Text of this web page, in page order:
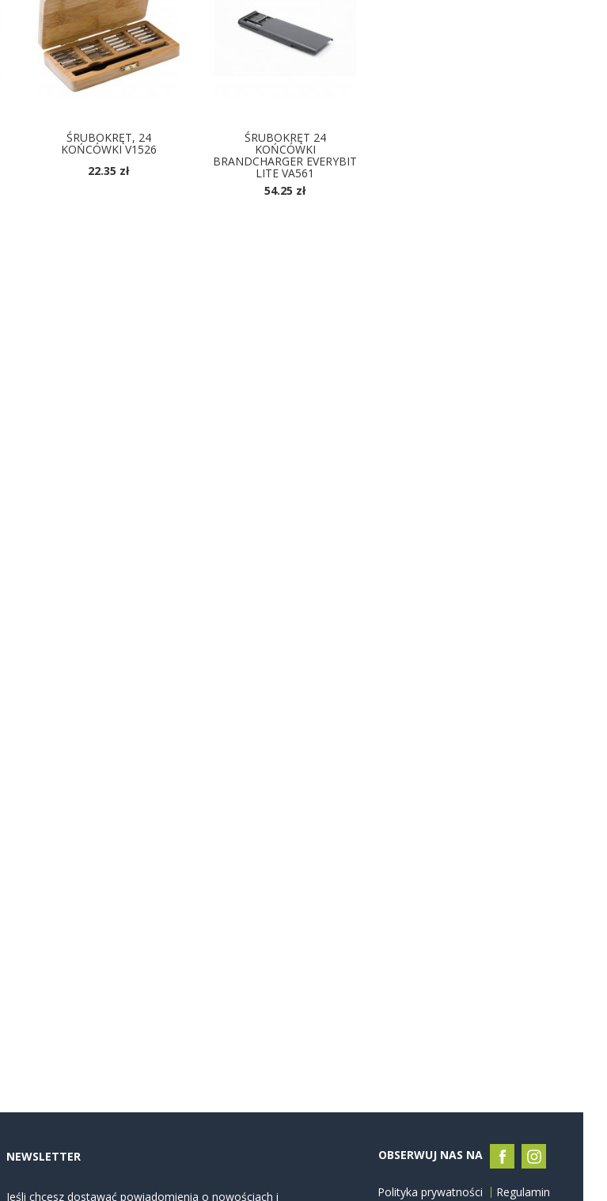
ŚRUBOKRĘT, 24
KOŃCÓWKI V1526
22.35 zł
ŚRUBOKRĘT 24
KOŃCÓWKI
BRANDCHARGER EVERYBIT
LITE VA561
54.25 zł
NEWSLETTER
Jeśli chcesz dostawać powiadomienia o nowościach i
OBSERWUJ NAS NA
Polityka prywatności
Regulamin